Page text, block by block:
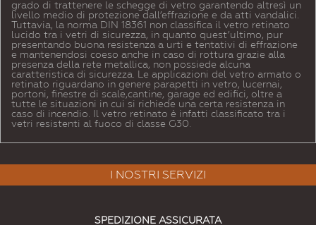
grado di trattenere le schegge di vetro garantendo altresì un
livello medio di protezione dall’effrazione e da atti vandalici.
Tuttavia, la norma DIN 18361 non classifica il vetro retinato
lucido tra i vetri di sicurezza, in quanto quest’ultimo, pur
presentando buona resistenza a urti e tentativi di effrazione
e mantenendosi coeso anche in caso di rottura grazie alla
presenza della rete metallica, non possiede alcuna
caratteristica di sicurezza. Le applicazioni del vetro armato o
retinato riguardano in genere parapetti in vetro, lucernai,
portoni, finestre di scale,cantine, garage ed edifici, oltre a
tutte le situazioni in cui si richiede una certa resistenza in
caso di incendio. Il vetro retinato è infatti classificato tra i
vetri resistenti al fuoco di classe G30.
I NOSTRI SERVIZI
SPEDIZIONE ASSICURATA